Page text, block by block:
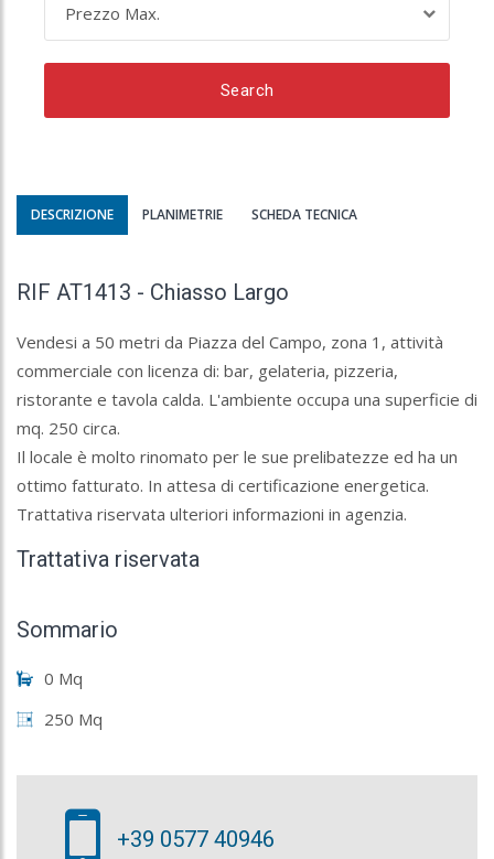
Prezzo Max.
Search
DESCRIZIONE PLANIMETRIE SCHEDA TECNICA
RIF AT1413 - Chiasso Largo
Vendesi a 50 metri da Piazza del Campo, zona 1, attività
commerciale con licenza di: bar, gelateria, pizzeria,
ristorante e tavola calda. L'ambiente occupa una superficie di
mq. 250 circa.
Il locale è molto rinomato per le sue prelibatezze ed ha un
ottimo fatturato. In attesa di certificazione energetica.
Trattativa riservata ulteriori informazioni in agenzia.
Trattativa riservata
Sommario
0 Mq
250 Mq
+39 0577 40946